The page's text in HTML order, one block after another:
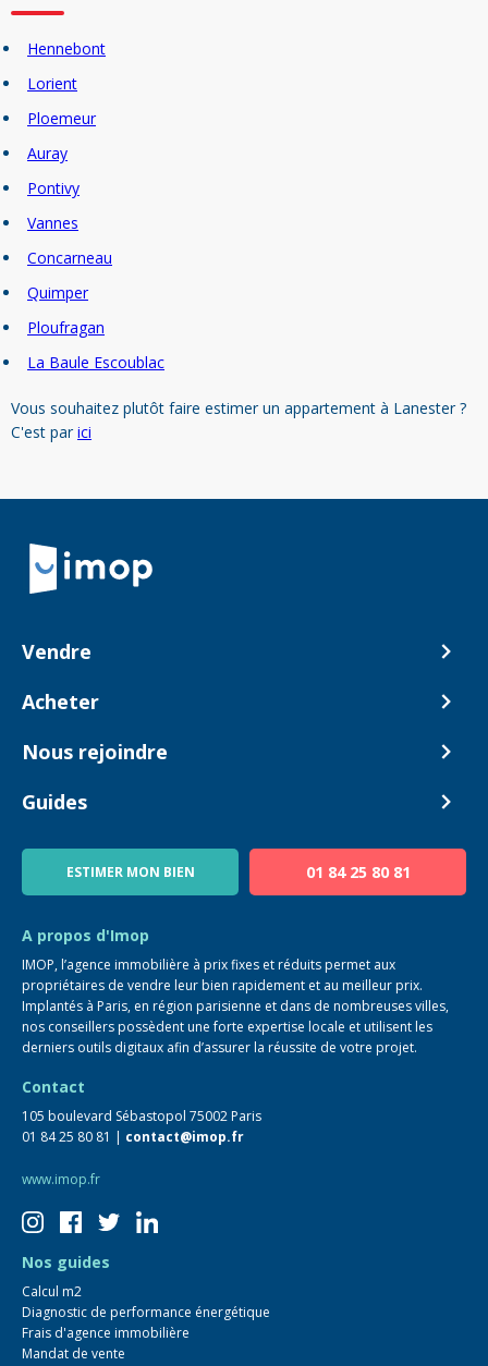
Hennebont
Lorient
Ploemeur
Auray
Pontivy
Vannes
Concarneau
Quimper
Ploufragan
La Baule Escoublac
Vous souhaitez plutôt faire estimer un appartement à Lanester ?
C'est parici
Retour à la navigation principale
Vendre
Comment ça marche ?
Acheter
Biens en vente
Nous rejoindre
Devenir Conseiller
Guides
Blog
ESTIMER MON BIEN 01 84 25 80 81
A propos d'Imop
IMOP, l’agence immobilière à prix fixes et réduits permet aux
propriétaires de vendre leur bien rapidement et au meilleur prix.
Implantés à Paris, en région parisienne et dans de nombreuses villes,
nos conseillers possèdent une forte expertise locale et utilisent les
derniers outils digitaux afin d’assurer la réussite de votre projet.
Contact
105 boulevard Sébastopol 75002 Paris
01 84 25 80 81 | contact@imop.fr
www.imop.fr
Nos guides
Calcul m2
Diagnostic de performance énergétique
Frais d'agence immobilière
Mandat de vente